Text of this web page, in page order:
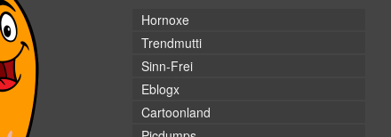
Hornoxe
Trendmutti
Sinn-Frei
Eblogx
Cartoonland